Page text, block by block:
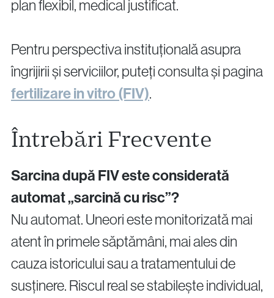
plan flexibil, medical justificat.
Pentru perspectiva instituțională asupra
îngrijirii și serviciilor, puteți consulta și pagina
fertilizare in vitro (FIV).
Întrebări Frecvente
Sarcina după FIV este considerată
automat „sarcină cu risc”?
Nu automat. Uneori este monitorizată mai
atent în primele săptămâni, mai ales din
cauza istoricului sau a tratamentului de
susținere. Riscul real se stabilește individual,